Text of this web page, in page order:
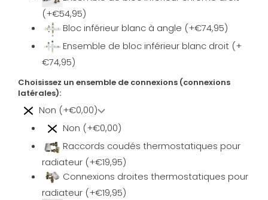
(+€54,95)
Bloc inférieur blanc à angle (+€74,95)
Ensemble de bloc inférieur blanc droit (+
€74,95)
Choisissez un ensemble de connexions (connexions
latérales):
Non (+€0,00)
Non (+€0,00)
Raccords coudés thermostatiques pour
radiateur (+€19,95)
Connexions droites thermostatiques pour
radiateur (+€19,95)